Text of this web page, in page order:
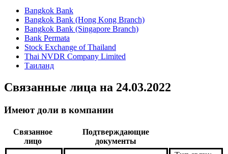
Bangkok Bank
Bangkok Bank (Hong Kong Branch)
Bangkok Bank (Singapore Branch)
Bank Permata
Stock Exchange of Thailand
Thai NVDR Company Limited
Таиланд
Связанные лица на 24.03.2022
Имеют доли в компании
Связанное
лицо
Подтверждающие
документы